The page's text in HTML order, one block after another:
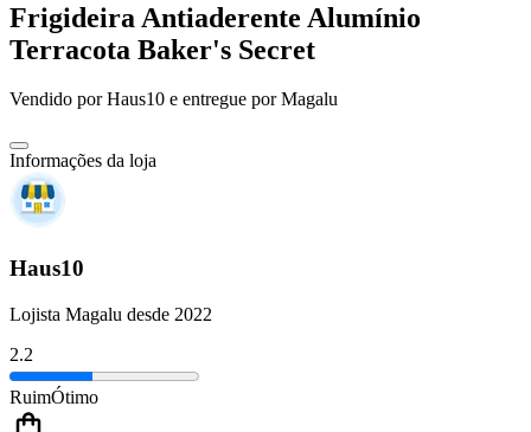
Frigideira Antiaderente Alumínio
Terracota Baker's Secret
Vendido porHaus10 e entregue por Magalu
Informações da loja
Haus10
Lojista Magalu desde 2022
2.2
RuimÓtimo